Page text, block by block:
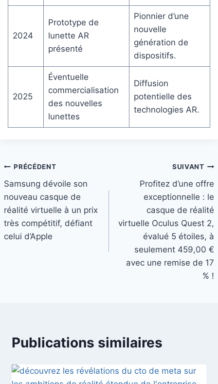
2024
Prototype de
lunette AR
présenté
Pionnier d’une
nouvelle
génération de
dispositifs.
2025
Éventuelle
commercialisation
des nouvelles
lunettes
Diffusion
potentielle des
technologies AR.
Navigation
de
l’article
PRÉCÉDENT
Samsung dévoile son
nouveau casque de
réalité virtuelle à un prix
très compétitif, défiant
celui d’Apple
SUIVANT
Profitez d’une offre
exceptionnelle : le
casque de réalité
virtuelle Oculus Quest 2,
évalué 5 étoiles, à
seulement 459,00 €
avec une remise de 17
% !
Publications similaires